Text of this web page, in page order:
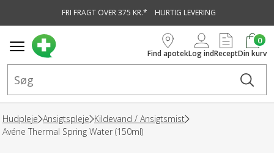
FRI FRAGT OVER 375 KR.* HURTIG LEVERING
Find apotekLog indRecept
0
Din kurv
Hudpleje Ansigtspleje Kildevand / Ansigtsmist
Avéne Thermal Spring Water (150ml)